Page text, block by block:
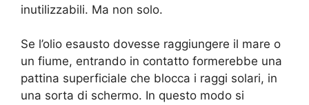
inutilizzabili. Ma non solo.
Se l’olio esausto dovesse raggiungere il mare o
un fiume, entrando in contatto formerebbe una
pattina superficiale che blocca i raggi solari, in
una sorta di schermo. In questo modo si